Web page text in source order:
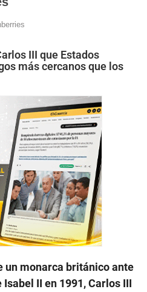
III que Estados
más cercanos que los
un monarca británico ante
II en 1991, Carlos III